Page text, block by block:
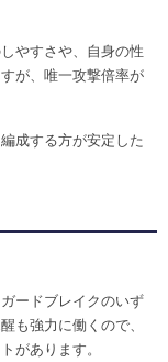
やすさや、自身の性
が、唯一攻撃倍率が
成する方が安定した
ードブレイクのいず
も強力に働くので、
があります。